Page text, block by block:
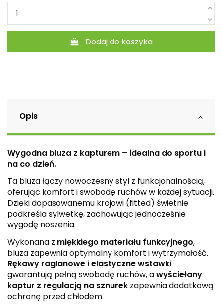
Dodaj do koszyka
Opis
Wygodna bluza z kapturem – idealna do sportu i
na co dzień.
Ta bluza łączy nowoczesny styl z funkcjonalnością,
oferując komfort i swobodę ruchów w każdej sytuacji.
Dzięki dopasowanemu krojowi (fitted) świetnie
podkreśla sylwetkę, zachowując jednocześnie
wygodę noszenia.
Wykonana z miękkiego materiału funkcyjnego,
bluza zapewnia optymalny komfort i wytrzymałość.
Rękawy raglanowe i elastyczne wstawki
gwarantują pełną swobodę ruchów, awyściełany
kaptur z regulacją na sznurek zapewnia dodatkową
ochronę przed chłodem.